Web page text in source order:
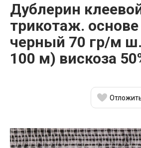
Дублерин
трикотаж. основе
черный 70 гр/м
100 м) вискоза